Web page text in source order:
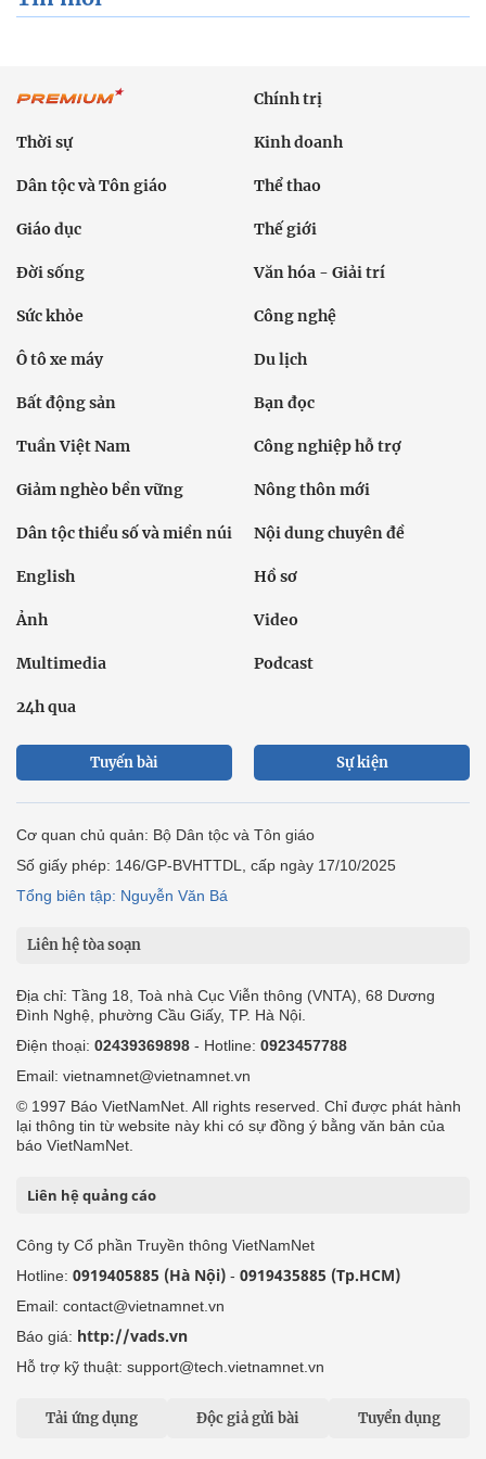
Chính trị
Thời sự Kinh doanh
Dân tộc và Tôn giáo Thể thao
Giáo dục Thế giới
Đời sống Văn hóa - Giải trí
Sức khỏe Công nghệ
Ô tô xe máy Du lịch
Bất động sản Bạn đọc
Tuần Việt Nam Công nghiệp hỗ trợ
Giảm nghèo bền vững Nông thôn mới
Dân tộc thiểu số và miền núi Nội dung chuyên đề
English Hồ sơ
Ảnh Video
Multimedia Podcast
24h qua
Tuyến bài Sự kiện
Cơ quan chủ quản: Bộ Dân tộc và Tôn giáo
Số giấy phép: 146/GP-BVHTTDL, cấp ngày 17/10/2025
Tổng biên tập: Nguyễn Văn Bá
Liên hệ tòa soạn
Địa chỉ: Tầng 18, Toà nhà Cục Viễn thông (VNTA), 68 Dương
Đình Nghệ, phường Cầu Giấy, TP. Hà Nội.
Điện thoại: 02439369898 - Hotline: 0923457788
Email: vietnamnet@vietnamnet.vn
© 1997 Báo VietNamNet. All rights reserved. Chỉ được phát hành
lại thông tin từ website này khi có sự đồng ý bằng văn bản của
báo VietNamNet.
Liên hệ quảng cáo
Công ty Cổ phần Truyền thông VietNamNet
Hotline: 0919405885 (Hà Nội) - 0919435885 (Tp.HCM)
Email: contact@vietnamnet.vn
Báo giá: http://vads.vn
Hỗ trợ kỹ thuật: support@tech.vietnamnet.vn
Tải ứng dụng Độc giả gửi bài Tuyển dụng